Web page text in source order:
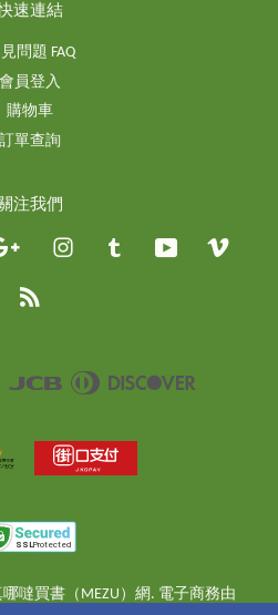
速連結
問題 FAQ
會員登入
購物車
訂單查詢
注我們
Google InstagramTumblr YouTube
American
JCB
Diners
噠買書（MEZU）網. 電子商務由